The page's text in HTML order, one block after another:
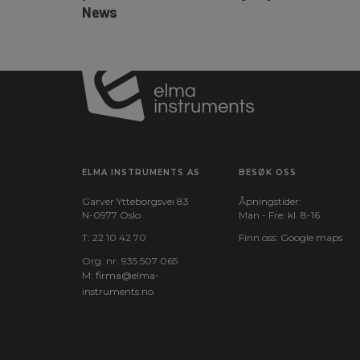
Billedtilstand:
Billedopdatering:
Anvendelsesområde: Kontrol,Fejlfinding
Kommunikation
Kommunikation:
News
ELMA INSTRUMENTS AS
Garver Ytteborgsvei 83
N-0977 Oslo
T: 22 10 42 70
Org. nr. 935 507 065
M: firma@elma-
instruments.no​
BESØK OSS
Åpningstider:
Man - Fre: kl. 8-16
Finn oss: Google maps